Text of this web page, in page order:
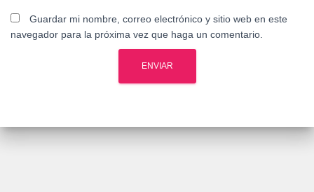
Guardar mi nombre, correo electrónico y sitio web en este
navegador para la próxima vez que haga un comentario.